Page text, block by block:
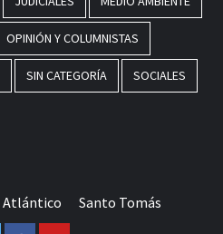
OPINIÓN Y COLUMNISTAS
SIN CATEGORÍA SOCIALES
Atlántico Santo Tomás